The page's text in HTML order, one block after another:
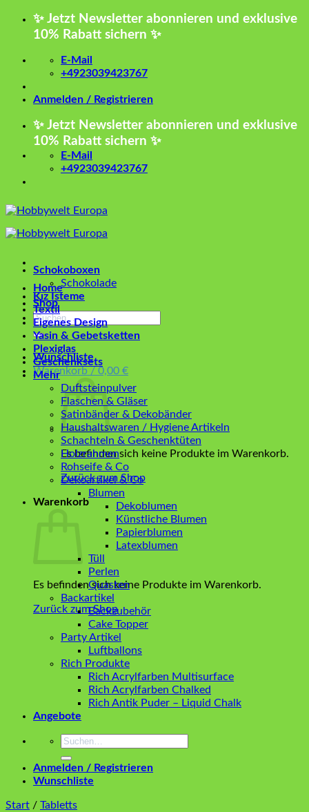
Zum
✨ Jetzt Newsletter abonnieren und exklusive
10% Rabatt sichern ✨
E-Mail
+4923039423767
Anmelden / Registrieren
✨ Jetzt Newsletter abonnieren und exklusive
10% Rabatt sichern ✨
E-Mail
+4923039423767
Home
Shop
Suchen
nach:
Wunschliste
Warenkorb / 0,00 €
Es befinden sich keine Produkte im Warenkorb.
Zurück zum Shop
Warenkorb
Es befinden sich keine Produkte im Warenkorb.
Zurück zum Shop
Schokoboxen
Schokolade
Kız İsteme
Textil
Eigenes Design
Yasin & Gebetsketten
Plexiglas
Geschenksets
Mehr
Duftsteinpulver
Flaschen & Gläser
Satinbänder & Dekobänder
Haushaltswaren / Hygiene Artikeln
Schachteln & Geschenktüten
Holzrahmen
Rohseife & Co
Dekoartikel & Co
Blumen
Dekoblumen
Künstliche Blumen
Papierblumen
Latexblumen
Tüll
Perlen
Quasten
Backartikel
Backzubehör
Cake Topper
Party Artikel
Luftballons
Rich Produkte
Rich Acrylfarben Multisurface
Rich Acrylfarben Chalked
Rich Antik Puder – Liquid Chalk
Angebote
Suchen
Anmelden / Registrieren
Wunschliste
Start / Tabletts